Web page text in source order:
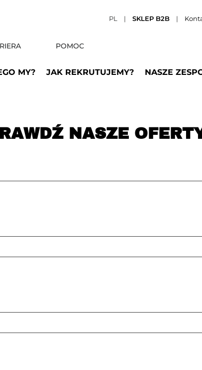
PL | SKLEP B2B |
POMOC
MY? JAK REKRUTUJEMY? NASZE
NASZE